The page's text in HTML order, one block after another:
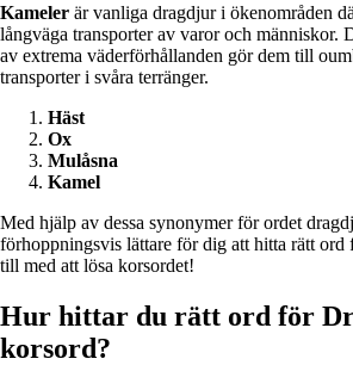
Kameler är vanliga dragdjur i ökenområden
långväga transporter av varor och människor.
av extrema väderförhållanden gör dem till
transporter i svåra terränger.
Häst
Ox
Mulåsna
Kamel
Med hjälp av dessa synonymer för ordet
förhoppningsvis lättare för dig att hitta rätt
till med att lösa korsordet!
Hur hittar du rätt ord för
korsord?